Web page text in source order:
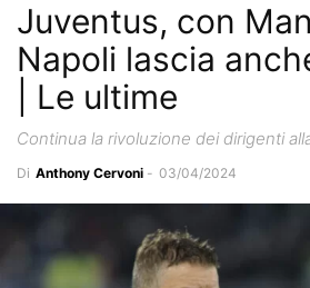
Juventus, con
Napoli lascia
| Le ultime
Continua la rivoluzione dei dirigenti
Di Anthony Cervoni - 03/04/2024